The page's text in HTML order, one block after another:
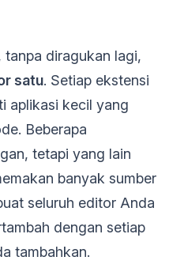
tanpa diragukan lagi,
satu. Setiap ekstensi
aplikasi kecil yang
Beberapa
tetapi yang lain
banyak sumber
seluruh editor Anda
dengan setiap
tambahkan.